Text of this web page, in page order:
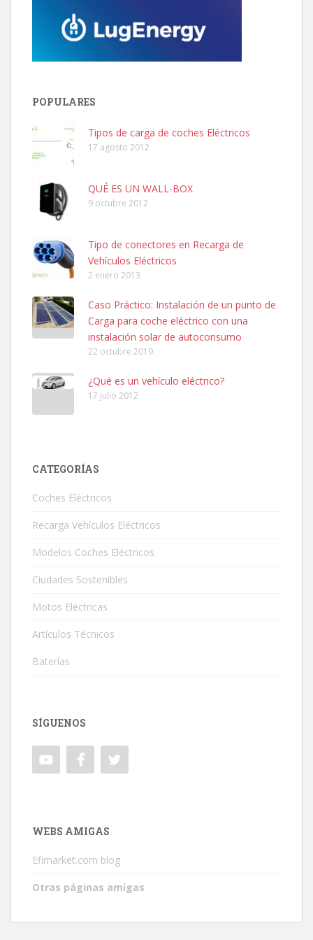
POPULARES
Tipos de carga de coches Eléctricos
17 agosto 2012
QUÉ ES UN WALL-BOX
9 octubre 2012
Tipo de conectores en Recarga de
Vehículos Eléctricos
2 enero 2013
Caso Práctico: Instalación de un punto de
Carga para coche eléctrico con una
instalación solar de autoconsumo
22 octubre 2019
¿Qué es un vehículo eléctrico?
17 julio 2012
CATEGORÍAS
Coches Eléctricos
Recarga Vehículos Eléctricos
Modelos Coches Eléctricos
Ciudades Sostenibles
Motos Eléctricas
Artículos Técnicos
Baterías
SÍGUENOS
WEBS AMIGAS
Efimarket.com blog
Otras páginas amigas